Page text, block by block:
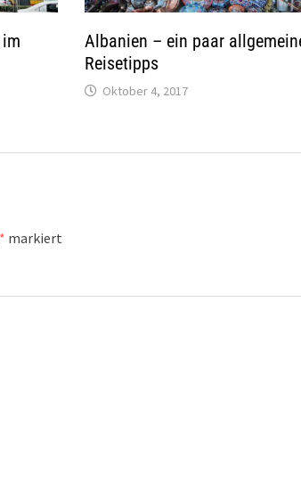
Albanien – ein paar
Reisetipps
Oktober 4, 2017
* markiert